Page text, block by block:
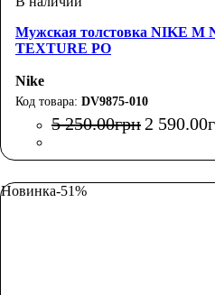
Мужская толстовка NIKE M
TEXTURE PO
Nike
DV9875-010
5 250.00грн 2 590.00
Новинка-51%